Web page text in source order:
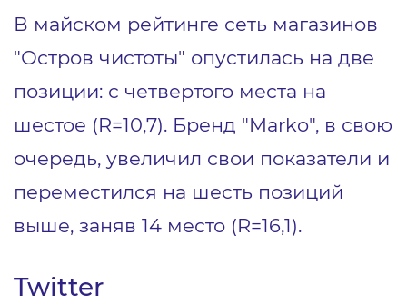
В майском рейтинге сеть магазинов
"Остров чистоты" опустилась на две
позиции: с четвертого места на
шестое (R=10,7). Бренд "Marko", в свою
очередь, увеличил свои показатели и
переместился на шесть позиций
выше, заняв 14 место (R=16,1).
Twitter